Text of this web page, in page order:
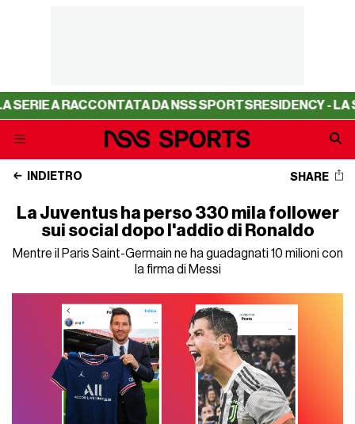
RACCONTATA DA NSS SPORTSRESIDENCY - LA SERIE A
INDIETRO SHARE
La Juventus ha perso 330 mila follower
sui social dopo l'addio di Ronaldo
Mentre il Paris Saint-Germain ne ha guadagnati 10 milioni con
la firma di Messi